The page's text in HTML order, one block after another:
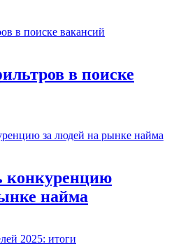
в поиске
конкуренцию
найма